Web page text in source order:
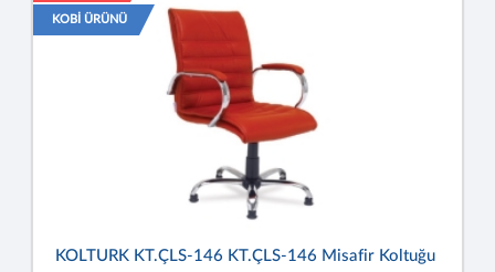
KOBİ ÜRÜNÜ
KOLTURK KT.ÇLS-146 KT.ÇLS-146 Misafir Koltuğu